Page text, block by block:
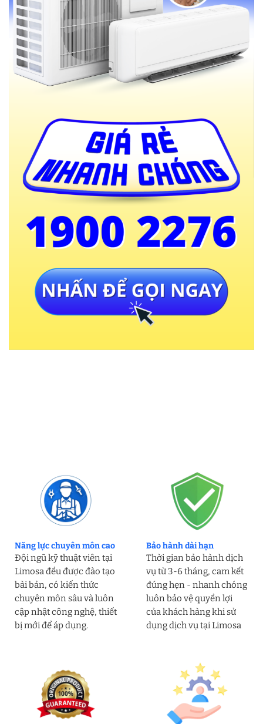
Năng lực chuyên môn cao
Đội ngũ kỹ thuật viên tại
Limosa đều được đào tạo
bài bản, có kiến thức
chuyên môn sâu và luôn
cập nhật công nghệ, thiết
bị mới để áp dụng.
Bảo hành dài hạn
Thời gian bảo hành dịch
vụ từ 3-6 tháng, cam kết
đúng hẹn - nhanh chóng
luôn bảo vệ quyền lợi
của khách hàng khi sử
dụng dịch vụ tại Limosa